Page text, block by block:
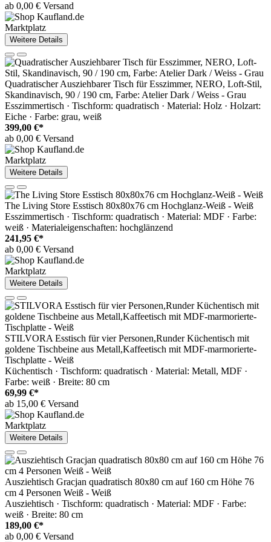
ab 0,00 € Versand
Marktplatz
Weitere Details
Quadratischer Ausziehbarer Tisch für Esszimmer, NERO, Loft-Stil,
Skandinavisch, 90 / 190 cm, Farbe: Atelier Dark / Weiss - Grau
Esszimmertisch · Tischform: quadratisch · Material: Holz · Holzart:
Eiche · Farbe: grau, weiß
399,00 €*
ab 0,00 € Versand
Marktplatz
Weitere Details
The Living Store Esstisch 80x80x76 cm Hochglanz-Weiß - Weiß
Esszimmertisch · Tischform: quadratisch · Material: MDF · Farbe:
weiß · Materialeigenschaften: hochglänzend
241,95 €*
ab 0,00 € Versand
Marktplatz
Weitere Details
STILVORA Esstisch für vier Personen,Runder Küchentisch mit
goldene Tischbeine aus Metall,Kaffeetisch mit MDF-marmorierte-
Tischplatte - Weiß
Küchentisch · Tischform: quadratisch · Material: Metall, MDF ·
Farbe: weiß · Breite: 80 cm
69,99 €*
ab 15,00 € Versand
Marktplatz
Weitere Details
Ausziehtisch Gracjan quadratisch 80x80 cm auf 160 cm Höhe 76
cm 4 Personen Weiß - Weiß
Ausziehtisch · Tischform: quadratisch · Material: MDF · Farbe:
weiß · Breite: 80 cm
189,00 €*
ab 0,00 € Versand